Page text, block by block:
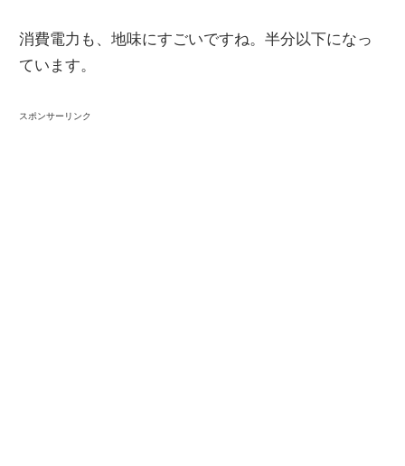
消費電力も、地味にすごいですね。半分以下になっ
ています。
スポンサーリンク